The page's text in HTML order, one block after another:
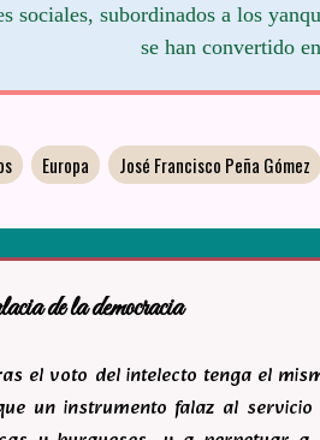
sociales, subordinados a los
se han convertido
Europa José Francisco Peña Gómez
de la democracia
el voto del intelecto tenga el
un instrumento falaz al